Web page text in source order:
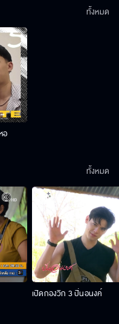
อ
ทั้งหมด
เปิดกองวิก 3 ปิ่นอนงค์
ทั้งหมด